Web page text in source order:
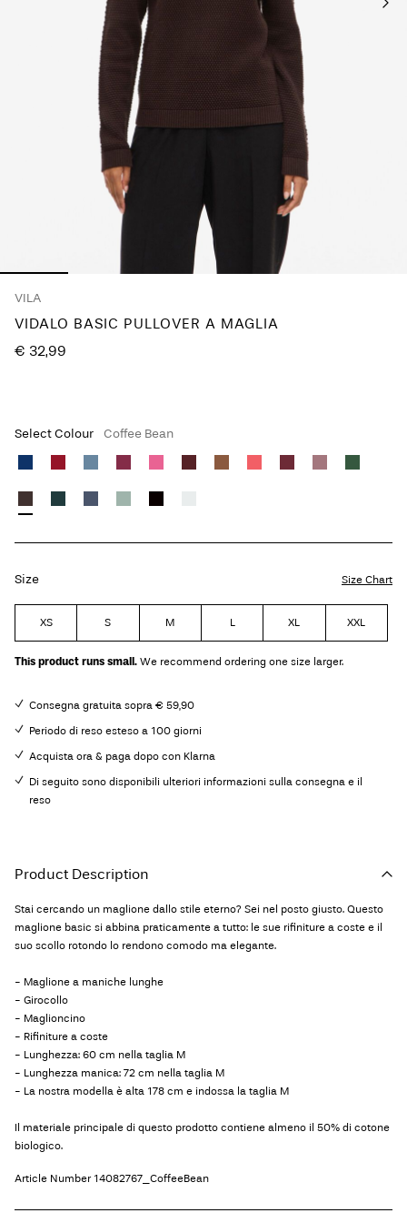
VILA
VIDALO BASIC PULLOVER A MAGLIA
€ 32,99
Select Colour Coffee Bean
Size Size Chart
XS S M L XL XXL
This product runs small. We recommend ordering one size larger.
Consegna gratuita sopra € 59,90
Periodo di reso esteso a 100 giorni
Acquista ora & paga dopo con Klarna
Di seguito sono disponibili ulteriori informazioni sulla consegna e il
reso
Product Description
Stai cercando un maglione dallo stile eterno? Sei nel posto giusto. Questo
maglione basic si abbina praticamente a tutto: le sue rifiniture a coste e il
suo scollo rotondo lo rendono comodo ma elegante.
- Maglione a maniche lunghe
- Girocollo
- Maglioncino
- Rifiniture a coste
- Lunghezza: 60 cm nella taglia M
- Lunghezza manica: 72 cm nella taglia M
- La nostra modella è alta 178 cm e indossa la taglia M
Il materiale principale di questo prodotto contiene almeno il 50% di cotone
biologico.
Article Number 14082767_CoffeeBean